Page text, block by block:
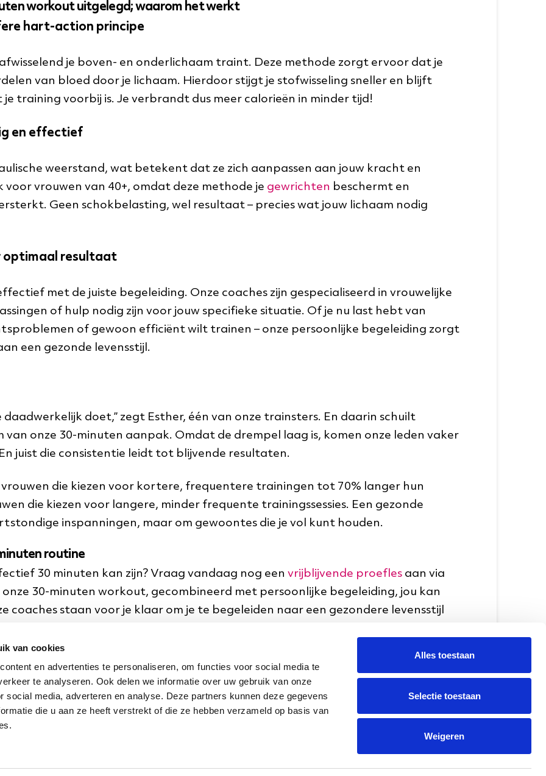
van cookies
en advertenties te personaliseren, om functies voor social media te
te analyseren. Ook delen we informatie over uw gebruik van onze
social media, adverteren en analyse. Deze partners kunnen deze gegevens
die u aan ze heeft verstrekt of die ze hebben verzameld op basis van
Alles toestaan
Selectie toestaan
Weigeren
workoutuitgelegd; waarom het werkt
hart-action principe
je boven- en onderlichaam traint. Deze methode zorgt ervoor dat je
van bloed door je lichaam. Hierdoor stijgt je stofwisseling sneller en blijft
training voorbij is. Je verbrandt dus meer calorieën in minder tijd!
en effectief
weerstand, wat betekent dat ze zich aanpassen aan jouw kracht en
vrouwen van 40+, omdat deze methode je gewrichten beschermt en
Geen schokbelasting, wel resultaat – precies wat jouw lichaam nodig
optimaal resultaat
met de juiste begeleiding. Onze coaches zijn gespecialiseerd in vrouwelijke
of hulp nodig zijn voor jouw specifieke situatie. Of je nu last hebt van
of gewoon efficiënt wilt trainen – onze persoonlijke begeleiding zorgt
een gezonde levensstijl.
daadwerkelijk doet,” zegt Esther, één van onze trainsters. En daarin schuilt
van onze 30-minuten aanpak. Omdat de drempel laag is, komen onze leden vaker
juist die consistentie leidt tot blijvende resultaten.
die kiezen voor kortere, frequentere trainingen tot 70% langer hun
die kiezen voor langere, minder frequente trainingssessies. Een gezonde
inspanningen, maar om gewoontes die je vol kunt houden.
routine
30 minuten kan zijn? Vraag vandaag nog een vrijblijvende proeflesaan via
30-minuten workout, gecombineerd met persoonlijke begeleiding, jou kan
coaches staan voor je klaar om je te begeleiden naar een gezondere levensstijl
verdient het om te stralen, ongeacht hoe vol je agenda is!